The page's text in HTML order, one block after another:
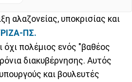
αλαζονείας, υποκρισίας και
ΠΣ.
πολέμιος ενός "βαθέος
διακυβέρνησης. Αυτός
και βουλευτές